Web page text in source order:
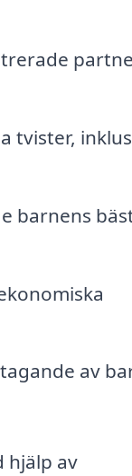
tvister,
barnens
av
hjälp av